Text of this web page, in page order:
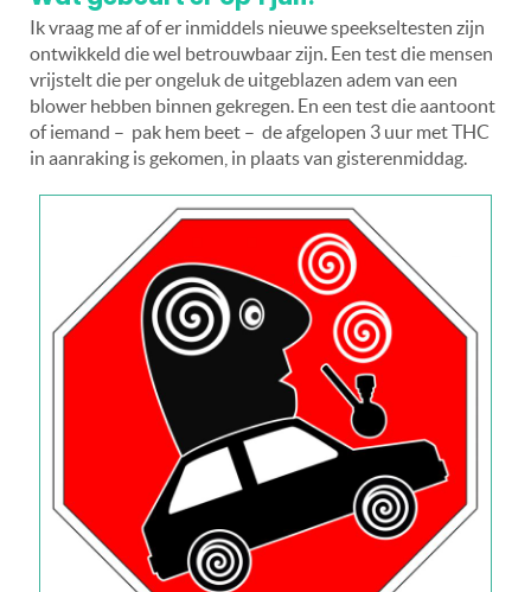
Ik vraag me af of er inmiddels nieuwe speekseltesten zijn
ontwikkeld die wel betrouwbaar zijn. Een test die mensen
vrijstelt die per ongeluk de uitgeblazen adem van een
blower hebben binnen gekregen. En een test die aantoont
of iemand – pak hem beet – de afgelopen 3 uur met THC
in aanraking is gekomen, in plaats van gisterenmiddag.